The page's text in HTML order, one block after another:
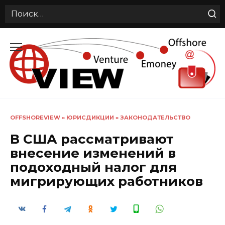
Search
содержанию
OFFSHOREVIEW » ЮРИСДИКЦИИ » ЗАКОНОДАТЕЛЬСТВО
В США рассматривают
внесение изменений в
подоходный налог для
мигрирующих работников